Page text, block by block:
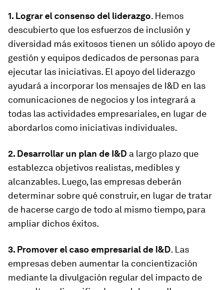
1. Lograr el consenso del liderazgo. Hemos
descubierto que los esfuerzos de inclusión y
diversidad más exitosos tienen un sólido apoyo de
gestión y equipos dedicados de personas para
ejecutar las iniciativas. El apoyo del liderazgo
ayudará a incorporar los mensajes de I&D en las
comunicaciones de negocios y los integrará a
todas las actividades empresariales, en lugar de
abordarlos como iniciativas individuales.
2. Desarrollar un plan de I&D a largo plazo que
establezca objetivos realistas, medibles y
alcanzables. Luego, las empresas deberán
determinar sobre qué construir, en lugar de tratar
de hacerse cargo de todo al mismo tiempo, para
ampliar dichos éxitos.
3. Promover el caso empresarial de I&D. Las
empresas deben aumentar la concientización
mediante la divulgación regular del impacto de